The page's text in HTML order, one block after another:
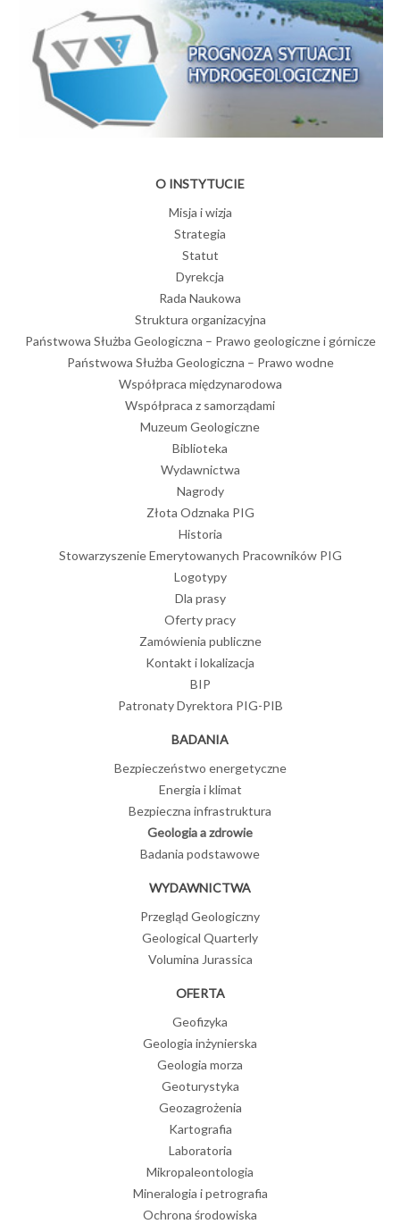
O INSTYTUCIE
Misja i wizja
Strategia
Statut
Dyrekcja
Rada Naukowa
Struktura organizacyjna
Państwowa Służba Geologiczna – Prawo geologiczne i górnicze
Państwowa Służba Geologiczna – Prawo wodne
Współpraca międzynarodowa
Współpraca z samorządami
Muzeum Geologiczne
Biblioteka
Wydawnictwa
Nagrody
Złota Odznaka PIG
Historia
Stowarzyszenie Emerytowanych Pracowników PIG
Logotypy
Dla prasy
Oferty pracy
Zamówienia publiczne
Kontakt i lokalizacja
BIP
Patronaty Dyrektora PIG-PIB
BADANIA
Bezpieczeństwo energetyczne
Energia i klimat
Bezpieczna infrastruktura
Geologia a zdrowie
Badania podstawowe
WYDAWNICTWA
Przegląd Geologiczny
Geological Quarterly
Volumina Jurassica
OFERTA
Geofizyka
Geologia inżynierska
Geologia morza
Geoturystyka
Geozagrożenia
Kartografia
Laboratoria
Mikropaleontologia
Mineralogia i petrografia
Ochrona środowiska